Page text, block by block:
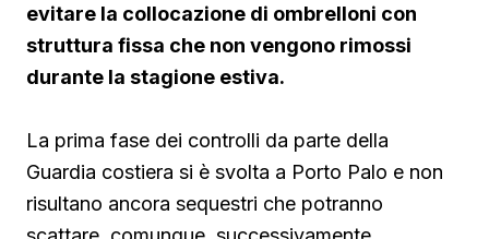
evitare la collocazione di ombrelloni con
struttura fissa che non vengono rimossi
durante la stagione estiva.
La prima fase dei controlli da parte della
Guardia costiera si è svolta a Porto Palo e non
risultano ancora sequestri che potranno